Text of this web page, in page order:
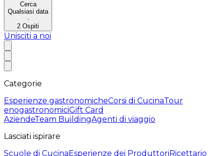
Cerca
Qualsiasi data
·
2 Ospiti
Unisciti a noi
Categorie
Esperienze gastronomicheCorsi di CucinaTour
enogastronomiciGift Card
AziendeTeam BuildingAgenti di viaggio
Lasciati ispirare
Scuole di CucinaEsperienze dei ProduttoriRicettario